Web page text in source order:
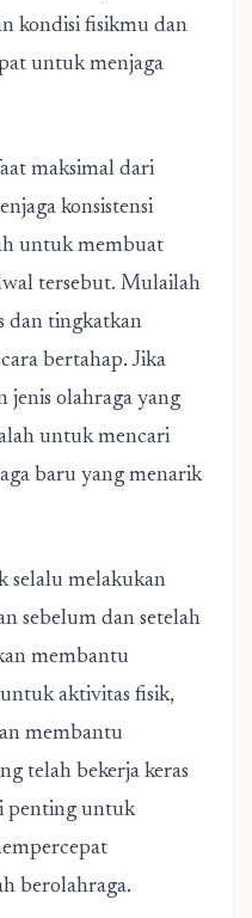
kondisi fisikmu dan
untuk menjaga
maksimal dari
konsistensi
untuk membuat
tersebut. Mulailah
dan tingkatkan
bertahap. Jika
jenis olahraga yang
untuk mencari
baru yang menarik
selalu melakukan
sebelum dan setelah
membantu
aktivitas fisik,
membantu
telah bekerja keras
penting untuk
berolahraga.